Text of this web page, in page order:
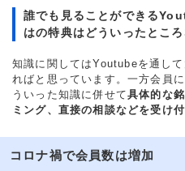
誰でも見ることができる
はの特典はどういったとこ
知識に関してはYoutubeを通し
ればと思っています。一方会員
ういった知識に併せて具体的な
ミング、直接の相談などを受け付
コロナ禍で会員数は増加